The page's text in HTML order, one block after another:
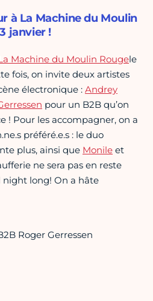
à La Machine du Moulin
janvier !
Machine du Moulin Rougele
fois, on invite deux artistes
électronique : Andrey
pour un B2B qu’on
! Pour les accompagner, on a
préféré.e.s : le duo
plus, ainsi que Monile et
ne sera pas en reste
night long! On a hâte
Roger Gerressen